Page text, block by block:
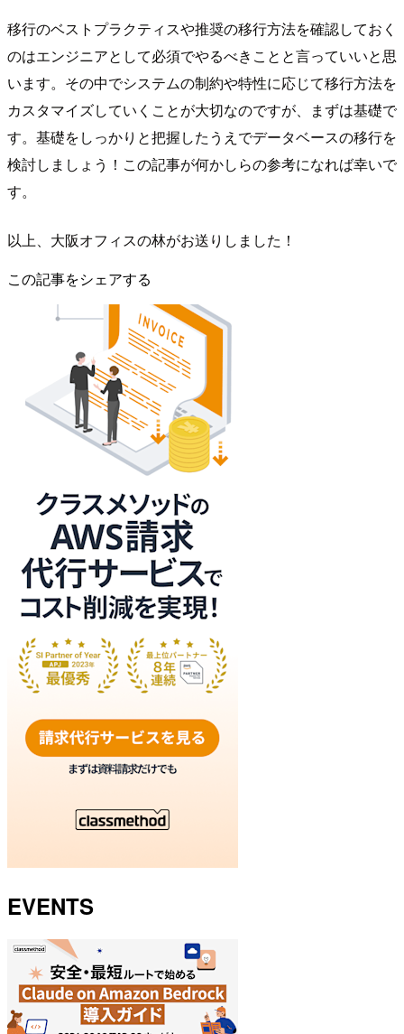
移行のベストプラクティスや推奨の移行方法を確認しておく
のはエンジニアとして必須でやるべきことと言っていいと思
います。その中でシステムの制約や特性に応じて移行方法を
カスタマイズしていくことが大切なのですが、まずは基礎で
す。基礎をしっかりと把握したうえでデータベースの移行を
検討しましょう！この記事が何かしらの参考になれば幸いで
す。
以上、大阪オフィスの林がお送りしました！
この記事をシェアする
EVENTS